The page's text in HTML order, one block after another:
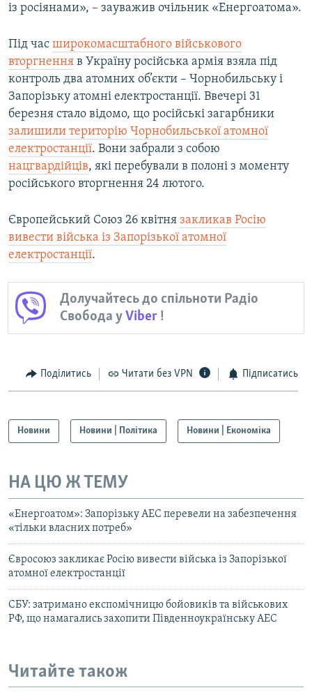
із росіянами», – зауважив очільник «Енергоатома».
Під час широкомасштабного військового
вторгнення в Україну російська армія взяла під
контроль два атомних об’єкти – Чорнобильську і
Запорізьку атомні електростанції. Ввечері 31
березня стало відомо, що російські загарбники
залишили територію Чорнобильської атомної
електростанції. Вони забрали з собою
нацгвардійців, які перебували в полоні з моменту
російського вторгнення 24 лютого.
Європейський Союз 26 квітня закликав Росію
вивести війська із Запорізької атомної
електростанції.
Долучайтесь до спільноти Радіо
Свобода уViber !
Поділитись Читати без VPN Підписатись
Новини Новини | Політика Новини | Економіка
НА ЦЮ Ж ТЕМУ
«Енергоатом»: Запорізьку АЕС перевели на забезпечення
«тільки власних потреб»
Євросоюз закликає Росію вивести війська із Запорізької
атомної електростанції
СБУ: затримано експомічницю бойовиків та військових
РФ, що намагались захопити Південноукраїнську АЕС
Читайте також